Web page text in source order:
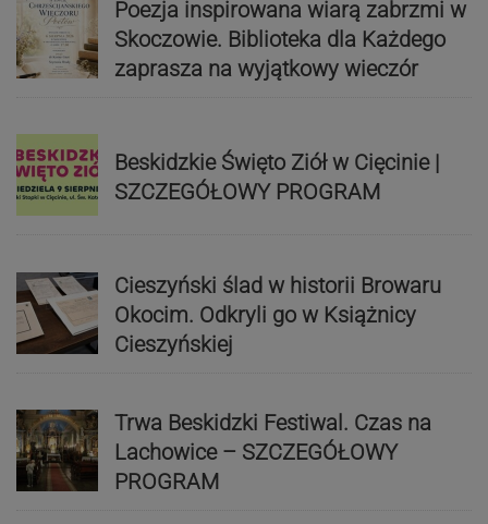
Poezja inspirowana wiarą zabrzmi w
Skoczowie. Biblioteka dla Każdego
zaprasza na wyjątkowy wieczór
Beskidzkie Święto Ziół w Cięcinie |
SZCZEGÓŁOWY PROGRAM
Cieszyński ślad w historii Browaru
Okocim. Odkryli go w Książnicy
Cieszyńskiej
Trwa Beskidzki Festiwal. Czas na
Lachowice – SZCZEGÓŁOWY
PROGRAM